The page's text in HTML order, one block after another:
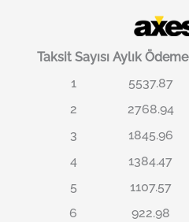
Taksit Sayısı Aylık Ödeme
1
5537.87
2
2768.94
3
1845.96
4
1384.47
5
1107.57
6
922.98